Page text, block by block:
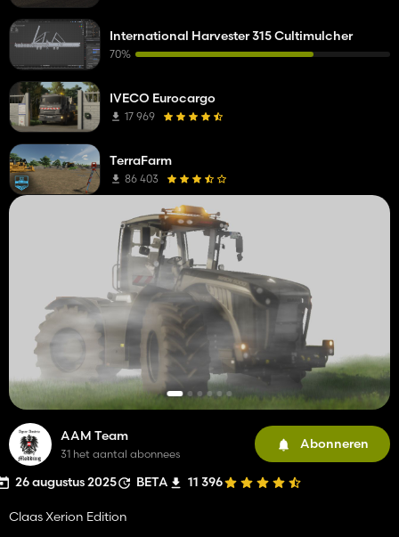
AAM Team
31 het aantal abonnees
Abonneren
26 augustus 2025 BETA 11 396
Claas Xerion Edition
International Harvester 315 Cultimulcher
70%
IVECO Eurocargo
17 969
TerraFarm
86 403